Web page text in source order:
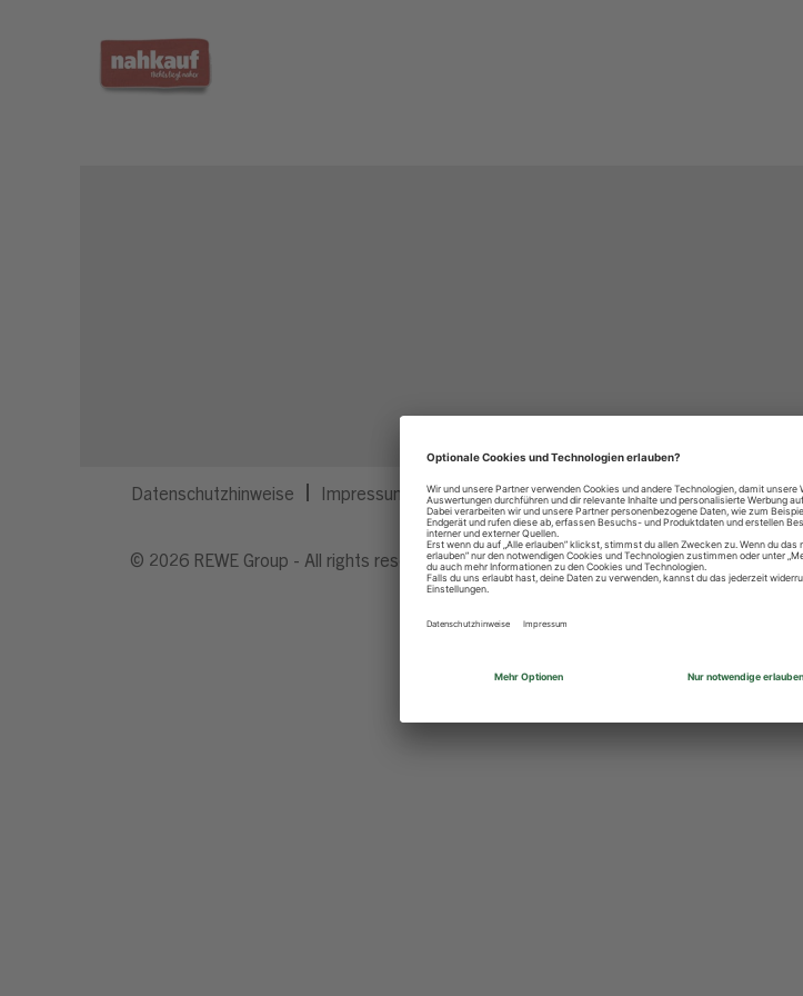
Datenschutzhinweise Impressum Privatsphäre-Einstellungen
© 2026 REWE Group - All rights reserved